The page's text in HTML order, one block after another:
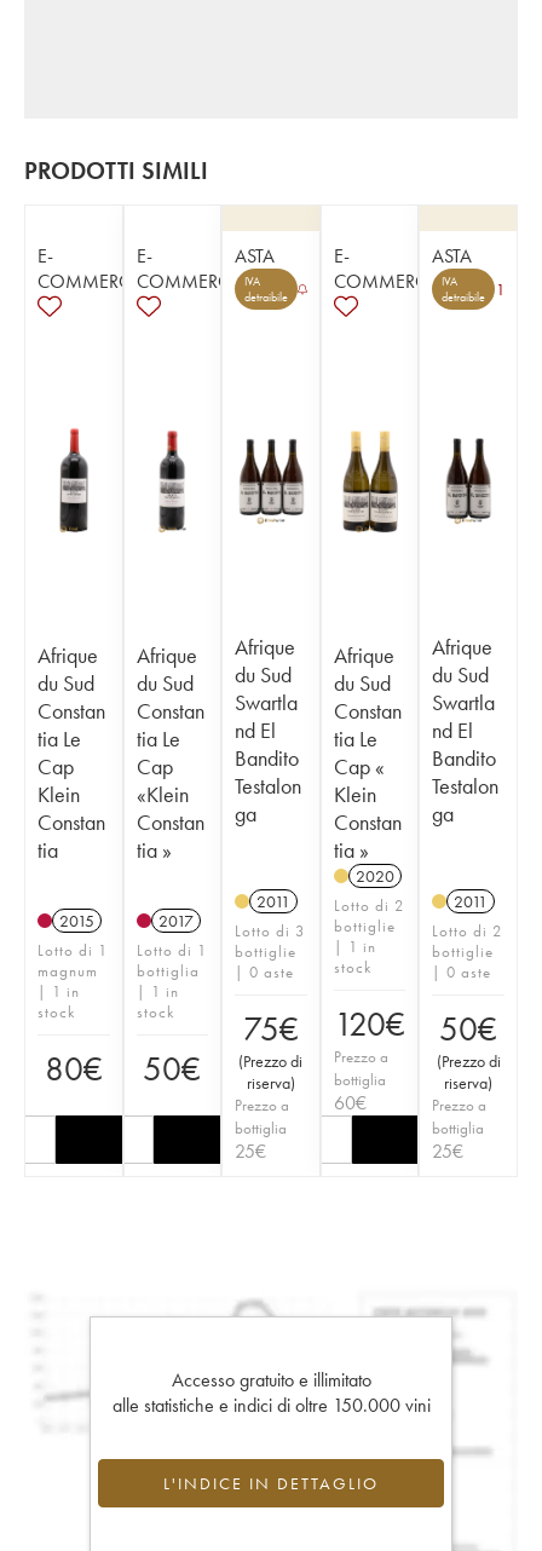
PRODOTTI SIMILI
E-
COMMERCE
Afrique
du Sud
Constan
tia Le
Cap
Klein
Constan
tia
2015
Lotto di 1
magnum
| 1 in
stock
80€
E-
COMMERCE
Afrique
du Sud
Constan
tia Le
Cap
«Klein
Constan
tia »
2017
Lotto di 1
bottiglia
| 1 in
stock
50€
ASTA
IVA
detraibile
Afrique
du Sud
Swartla
nd El
Bandito
Testalon
ga
2011
Lotto di 3
bottiglie
| 0 aste
75€
(Prezzo di
riserva)
Prezzo a
bottiglia
25€
E-
COMMERCE
Afrique
du Sud
Constan
tia Le
Cap «
Klein
Constan
tia »
2020
Lotto di 2
bottiglie
| 1 in
stock
120€
Prezzo a
bottiglia
60€
ASTA
IVA
detraibile
1
Afrique
du Sud
Swartla
nd El
Bandito
Testalon
ga
2011
Lotto di 2
bottiglie
| 0 aste
50€
(Prezzo di
riserva)
Prezzo a
bottiglia
25€
Accesso gratuito e illimitato
alle statistiche e indici di oltre 150.000 vini
L'INDICE IN DETTAGLIO